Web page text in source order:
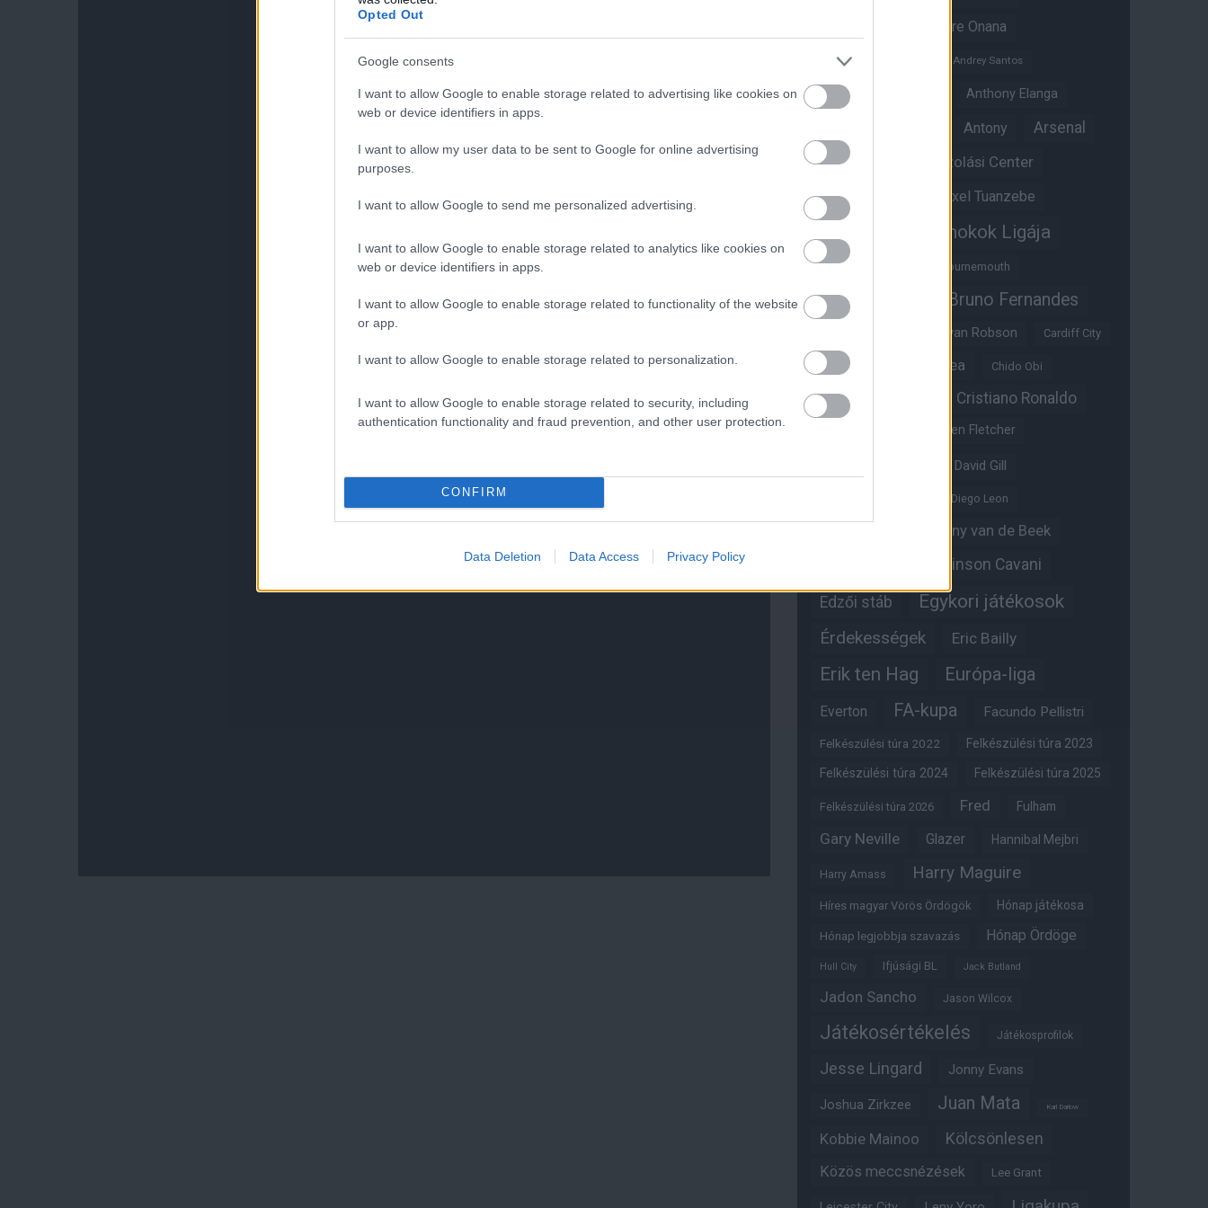
Opted Out
Google consents
I want to allow Google to enable storage related to advertising like cookies on
web or device identifiers in apps.
I want to allow my user data to be sent to Google for online advertising
purposes.
I want to allow Google to send me personalized advertising.
I want to allow Google to enable storage related to analytics like cookies on
web or device identifiers in apps.
I want to allow Google to enable storage related to functionality of the website
or app.
I want to allow Google to enable storage related to personalization.
I want to allow Google to enable storage related to security, including
authentication functionality and fraud prevention, and other user protection.
CONFIRM
Data Deletion Data Access Privacy Policy
Andre Onana
Andreas Pereira
Andrey Santos
Angol válogatott Anthony Elanga
Antony Arsenal
Aston Villa Átigazolási Center
Átigazolások Axel Tuanzebe
Bajnokok Ligája
Benjamin Sesko Bournemouth
Brandon Williams Bruno Fernandes
Bryan Robson Cardiff City
Casemiro Chelsea Chido Obi
Christian Eriksen Cristiano Ronaldo
Darren Fletcher
David Gill
Diego Leon
Donny van de Beek
Edinson Cavani
Edzői stáb Egykori játékosok
Érdekességek Eric Bailly
Erik ten Hag Európa-liga
Everton FA-kupa Facundo Pellistri
Felkészülési túra 2022 Felkészülési túra 2023
Felkészülési túra 2024 Felkészülési túra 2025
Felkészülési túra 2026 Fred Fulham
Gary Neville Glazer Hannibal Mejbri
Harry Amass Harry Maguire
Híres magyar Vörös Ördögök Hónap játékosa
Hónap legjobbja szavazás Hónap Ördöge
Hull City Ifjúsági BL Jack Butland
Jadon Sancho Jason Wilcox
Játékosértékelés Játékosprofilok
Jesse Lingard Jonny Evans
Joshua Zirkzee Juan Mata Karl Darlow
Kobbie Mainoo Kölcsönlesen
Közös meccsnézések Lee Grant